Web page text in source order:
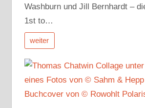
Washburn und Jill Bernhardt –
1st to…
weiter